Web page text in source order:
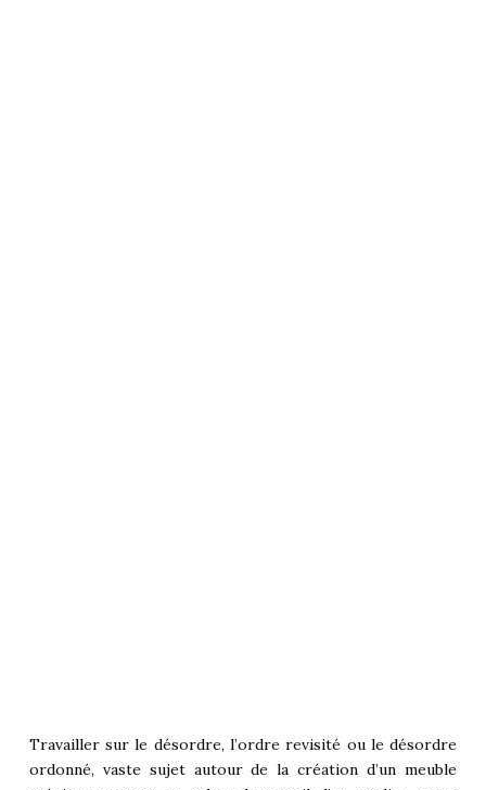
Travailler sur le désordre, l’ordre revisité ou le désordre
ordonné, vaste sujet autour de la création d’un meuble